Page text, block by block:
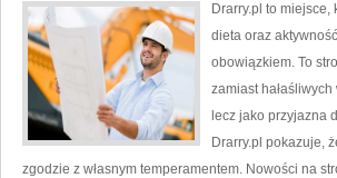
Drarry.pl to
dieta oraz
obowiązkiem. To
zamiast
lecz jako przyjazna
Drarry.pl pokazuje,
zgodzie z własnym temperamentem. Nowości na